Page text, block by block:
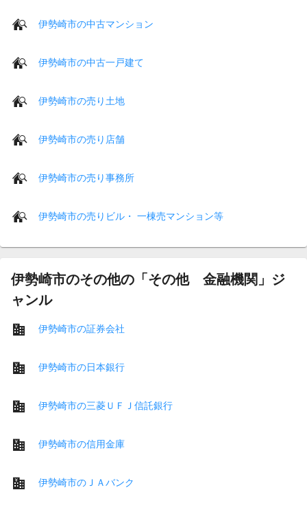
伊勢崎市の中古マンション
伊勢崎市の中古一戸建て
伊勢崎市の売り土地
伊勢崎市の売り店舗
伊勢崎市の売り事務所
伊勢崎市の売りビル・ 一棟売マンション等
伊勢崎市のその他の「その他 金融機関」ジ
ャンル
伊勢崎市の証券会社
伊勢崎市の日本銀行
伊勢崎市の三菱ＵＦＪ信託銀行
伊勢崎市の信用金庫
伊勢崎市のＪＡバンク